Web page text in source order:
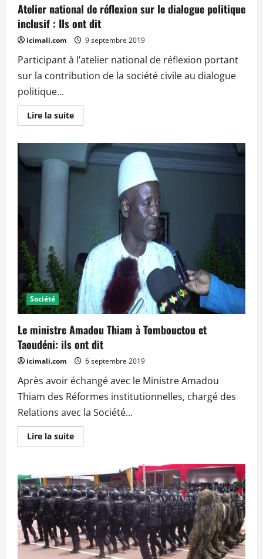
Atelier national de réflexion sur le dialogue politique
inclusif : Ils ont dit
icimali.com 9 septembre 2019
Participant à l’atelier national de réflexion portant
sur la contribution de la société civile au dialogue
politique...
Lire la suiteEn
savoir
Atelier
national
de
réflexion
Société
Le ministre Amadou Thiam à Tombouctou et
Taoudéni: ils ont dit
icimali.com 6 septembre 2019
Après avoir échangé avec le Ministre Amadou
Thiam des Réformes institutionnelles, chargé des
Relations avec la Société...
Lire la suiteEn
savoir
ministre
Amadou
Thiam
à
Tombouctou
et
Taoudéni:
ils
ont
dit